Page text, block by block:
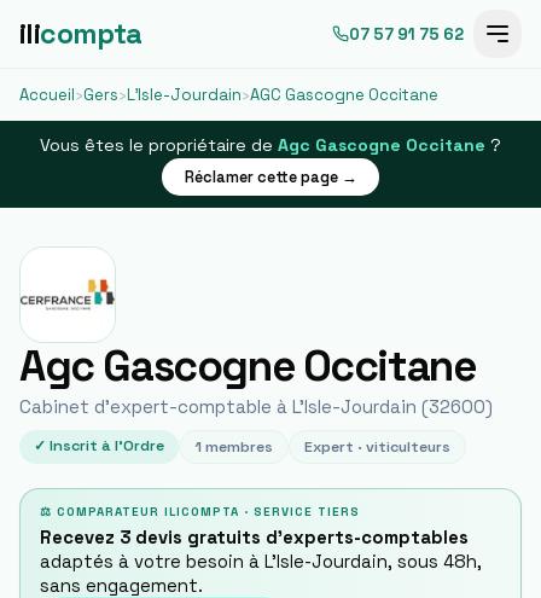
ilicompta 07 57 91 75 62
Accueil›Gers›L'Isle-Jourdain›AGC Gascogne Occitane
Vous êtes le propriétaire de Agc Gascogne Occitane ?
Réclamer cette page →
Agc Gascogne Occitane
Cabinet d'expert-comptable à L'Isle-Jourdain (32600)
✓ Inscrit à l'Ordre 1 membres Expert · viticulteurs
⚖ COMPARATEUR ILICOMPTA · SERVICE TIERS
Recevez 3 devis gratuits d'experts-comptables
adaptés à votre besoin à L'Isle-Jourdain, sous 48h,
sans engagement.